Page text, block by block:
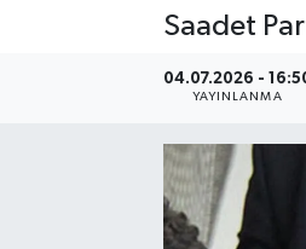
Saadet
04.07.2026 -
YAYINLANMA
SOSYAL YARDIMLAR
SPONSORLU YAZI